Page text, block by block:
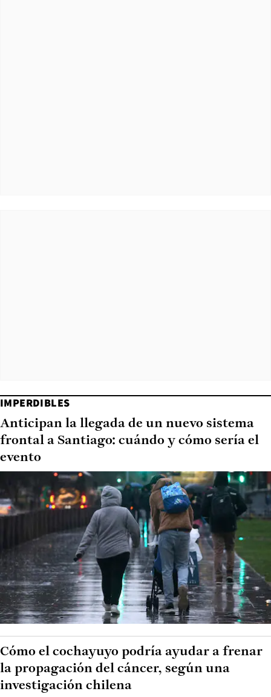
IMPERDIBLES
Anticipan la llegada de un nuevo sistema
frontal a Santiago: cuándo y cómo sería el
evento
Cómo el cochayuyo podría ayudar a frenar
la propagación del cáncer, según una
investigación chilena